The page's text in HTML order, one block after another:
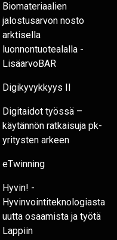
Biomateriaalien
jalostusarvon nosto
arktisella
luonnontuotealalla -
LisäarvoBAR
Digikyvykkyys II
Digitaidot työssä –
käytännön ratkaisuja pk-
yritysten arkeen
eTwinning
Hyvin! -
Hyvinvointiteknologiasta
uutta osaamista ja työtä
Lappiin